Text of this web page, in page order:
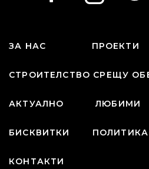
ЗА НАС ПРОЕКТИ
СТРОИТЕЛСТВО СРЕЩУ
АКТУАЛНО ЛЮБИМИ
БИСКВИТКИ
КОНТАКТИ